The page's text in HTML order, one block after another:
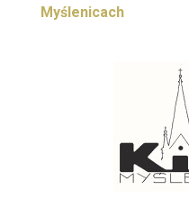
Myślenicach